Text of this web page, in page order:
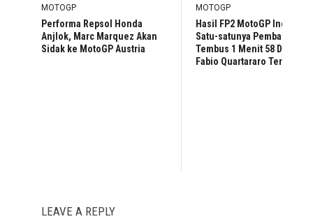
MOTOGP
Performa Repsol Honda
Anjlok, Marc Marquez Akan
Sidak ke MotoGP Austria
MOTOGP
Hasil FP2 MotoGP Inggris:
Satu-satunya Pembalap
Tembus 1 Menit 58 Detik,
Fabio Quartararo Tercepat
LEAVE A REPLY